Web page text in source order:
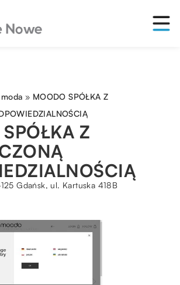
» MOODO SPÓŁKA Z
Z
Gdańsk, ul. Kartuska 418B